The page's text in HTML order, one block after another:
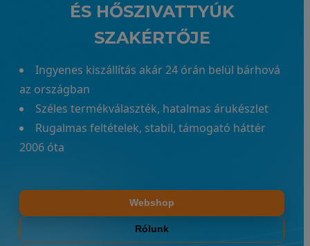
ÉS HŐSZIVATTYÚK
SZAKÉRTŐJE
Ingyenes kiszállítás akár 24 órán belül bárhová
az országban
Széles termékválaszték, hatalmas árukészlet
Rugalmas feltételek, stabil, támogató háttér
2006 óta
Webshop
Rólunk